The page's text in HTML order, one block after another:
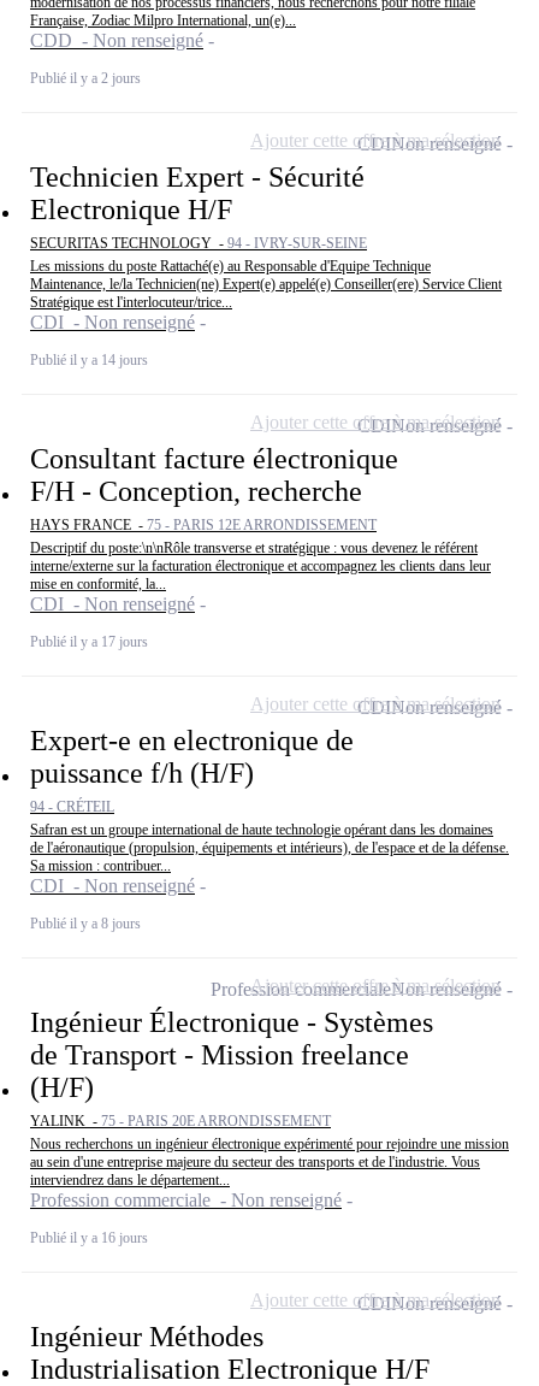
Française, Zodiac Milpro International, un(e)...
CDD - Non renseigné
Publié il y a 2 jours
Technicien Expert - Sécurité
Electronique H/F
SECURITAS TECHNOLOGY - 94 - IVRY-SUR-SEINE
Les missions du poste Rattaché(e) au Responsable d'Equipe Technique
Maintenance, le/la Technicien(ne) Expert(e) appelé(e) Conseiller(ere) Service Client
Stratégique est l'interlocuteur/trice...
CDI - Non renseigné
Publié il y a 14 jours
CDINon renseigné
Ajouter cette offre à ma sélection
Consultant facture électronique
F/H - Conception, recherche
HAYS FRANCE - 75 - PARIS 12E ARRONDISSEMENT
Descriptif du poste:\n\nRôle transverse et stratégique : vous devenez le référent
interne/externe sur la facturation électronique et accompagnez les clients dans leur
mise en conformité, la...
CDI - Non renseigné
Publié il y a 17 jours
CDINon renseigné
Ajouter cette offre à ma sélection
Expert-e en electronique de
puissance f/h (H/F)
94 - CRÉTEIL
Safran est un groupe international de haute technologie opérant dans les domaines
de l'aéronautique (propulsion, équipements et intérieurs), de l'espace et de la défense.
Sa mission : contribuer...
CDI - Non renseigné
Publié il y a 8 jours
CDINon renseigné
Ajouter cette offre à ma sélection
Ingénieur Électronique - Systèmes
de Transport - Mission freelance
(H/F)
YALINK - 75 - PARIS 20E ARRONDISSEMENT
Nous recherchons un ingénieur électronique expérimenté pour rejoindre une mission
au sein d'une entreprise majeure du secteur des transports et de l'industrie. Vous
interviendrez dans le département...
Profession commerciale - Non renseigné
Publié il y a 16 jours
Profession commercialeNon renseigné
Ajouter cette offre à ma sélection
Ingénieur Méthodes
Industrialisation Electronique H/F
CDINon renseigné
Ajouter cette offre à ma sélection